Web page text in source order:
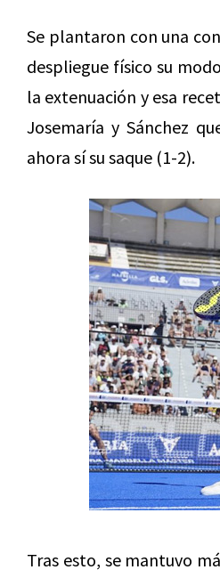
Se plantaron con una
despliegue físico su
la extenuación y esa
Josemaría y Sánchez
ahora sí su saque (1-2).
Tras esto, se mantuvo